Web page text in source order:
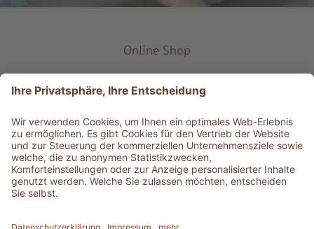
Online Shop
Service & Info